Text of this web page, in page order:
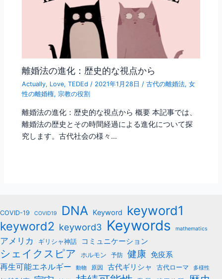
離婚法の進化：歴史的な視点から
Actually, Love,TEDEd / 2021年1月28日 /古代の離婚法,女
性の離婚権, 宗教の役割
離婚法の進化：歴史的な視点から 概要 本記事では、
離婚法の歴史とその時間経過による進化について探
究します。古代社会の様々…
COVID-19 COVID19 DNA Keyword keyword1
keyword2 keyword3 Keywords mathematics
アメリカ ギリシャ神話 コミュニケーション
シェイクスピア ホルモン 予防 健康 免疫系
再生可能エネルギー
動物 原因 古代ギリシャ 古代ローマ 多様性